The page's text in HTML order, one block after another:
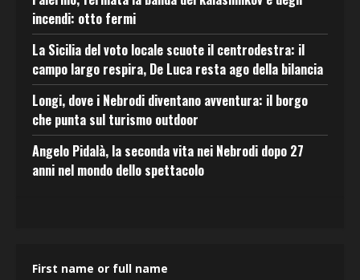
incendi: otto fermi
La Sicilia del voto locale scuote il centrodestra: il
campo largo respira, De Luca resta ago della bilancia
Longi, dove i Nebrodi diventano avventura: il borgo
che punta sul turismo outdoor
Angelo Pidalà, la seconda vita nei Nebrodi dopo 27
anni nel mondo dello spettacolo
First name or full name